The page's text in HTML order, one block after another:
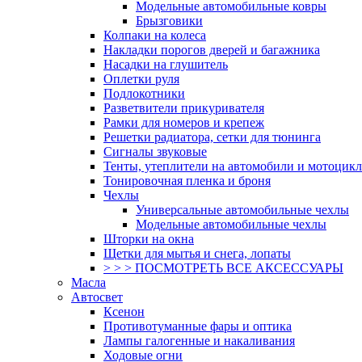
Модельные автомобильные ковры
Брызговики
Колпаки на колеса
Накладки порогов дверей и багажника
Насадки на глушитель
Оплетки руля
Подлокотники
Разветвители прикуривателя
Рамки для номеров и крепеж
Решетки радиатора, сетки для тюнинга
Сигналы звуковые
Тенты, утеплители на автомобили и
Тонировочная пленка и броня
Чехлы
Универсальные автомобильные чехлы
Модельные автомобильные чехлы
Шторки на окна
Щетки для мытья и снега, лопаты
> > > ПОСМОТРЕТЬ ВСЕ АКСЕССУАРЫ
Масла
Автосвет
Ксенон
Противотуманные фары и оптика
Лампы галогенные и накаливания
Ходовые огни